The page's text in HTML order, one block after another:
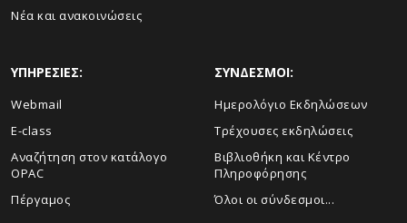
Νέα και ανακοινώσεις
ΥΠΗΡΕΣΙΕΣ:
Webmail
E-class
Αναζήτηση στον κατάλογο
OPAC
Πέργαμος
ΣΥΝΔΕΣΜΟΙ:
Ημερολόγιο Εκδηλώσεων
Τρέχουσες εκδηλώσεις
Βιβλιοθήκη και Κέντρο
Πληροφόρησης
Όλοι οι σύνδεσμοι...